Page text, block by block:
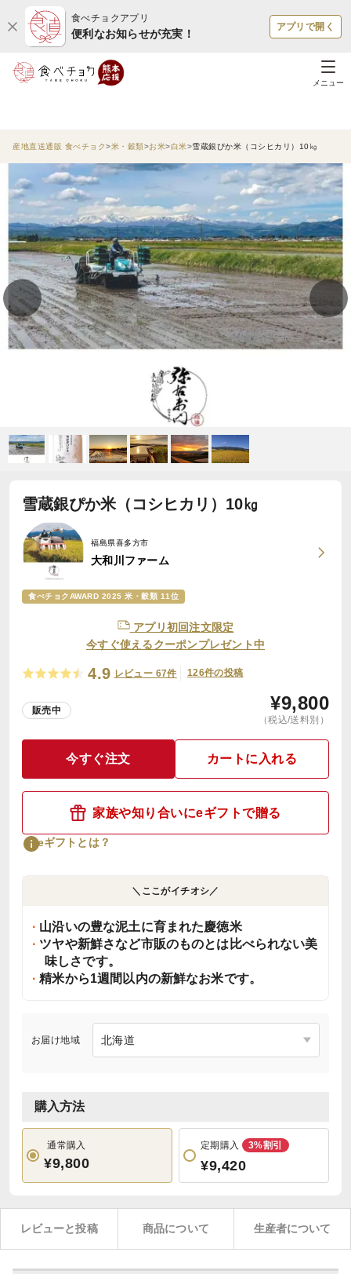
食べチョクアプリ
便利なお知らせが充実！
アプリで開く
メニュー
産地直送通販 食べチョク 米・穀類 お米 白米 雪蔵銀ぴか米（コシヒカリ）10㎏
雪蔵銀ぴか米（コシヒカリ）10㎏
福島県喜多方市
大和川ファーム
食べチョクAWARD 2025 米・穀類 11位
アプリ初回注文限定
今すぐ使えるクーポンプレゼント中
4.9 レビュー 67件 126件の投稿
販売中 ¥9,800
（税込/送料別）
今すぐ注文 カートに入れる
家族や知り合いにeギフトで贈る
eギフトとは？
＼ここがイチオシ／
山沿いの豊な泥土に育まれた慶徳米
ツヤや新鮮さなど市販のものとは比べられない美
味しさです。
精米から1週間以内の新鮮なお米です。
お届け地域
購入方法
通常購入
¥9,800
定期購入 3%割引
¥9,420
レビューと投稿 商品について 生産者について